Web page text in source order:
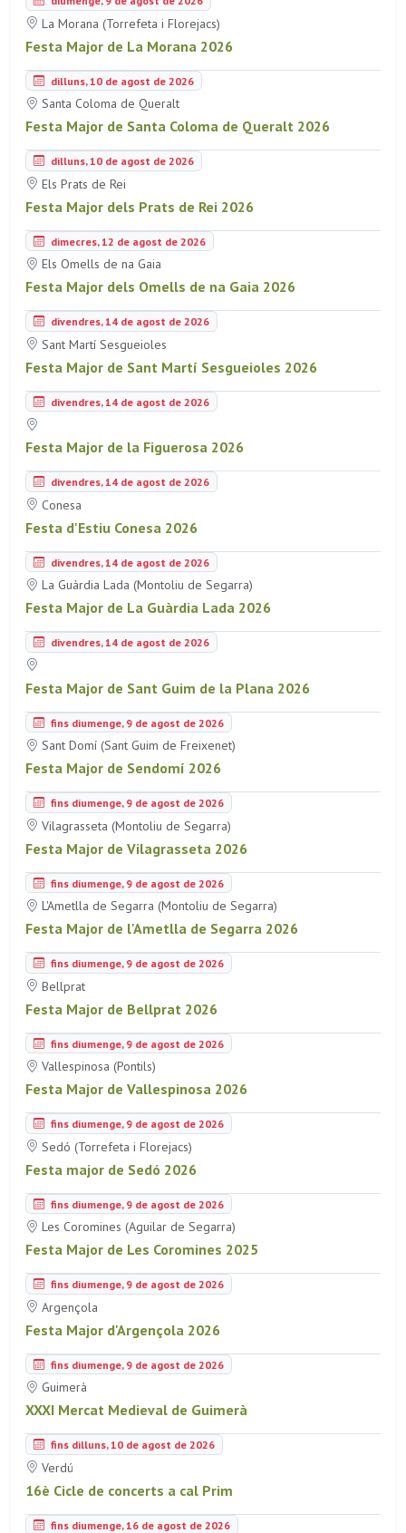
La Morana (Torrefeta i Florejacs)
Festa Major de La Morana 2026
dilluns, 10 de agost de 2026
Santa Coloma de Queralt
Festa Major de Santa Coloma de Queralt 2026
dilluns, 10 de agost de 2026
Els Prats de Rei
Festa Major dels Prats de Rei 2026
dimecres, 12 de agost de 2026
Els Omells de na Gaia
Festa Major dels Omells de na Gaia 2026
divendres, 14 de agost de 2026
Sant Martí Sesgueioles
Festa Major de Sant Martí Sesgueioles 2026
divendres, 14 de agost de 2026
Festa Major de la Figuerosa 2026
divendres, 14 de agost de 2026
Conesa
Festa d'Estiu Conesa 2026
divendres, 14 de agost de 2026
La Guàrdia Lada (Montoliu de Segarra)
Festa Major de La Guàrdia Lada 2026
divendres, 14 de agost de 2026
Festa Major de Sant Guim de la Plana 2026
fins diumenge, 9 de agost de 2026
Sant Domí (Sant Guim de Freixenet)
Festa Major de Sendomí 2026
fins diumenge, 9 de agost de 2026
Vilagrasseta (Montoliu de Segarra)
Festa Major de Vilagrasseta 2026
fins diumenge, 9 de agost de 2026
L'Ametlla de Segarra (Montoliu de Segarra)
Festa Major de l'Ametlla de Segarra 2026
fins diumenge, 9 de agost de 2026
Bellprat
Festa Major de Bellprat 2026
fins diumenge, 9 de agost de 2026
Vallespinosa (Pontils)
Festa Major de Vallespinosa 2026
fins diumenge, 9 de agost de 2026
Sedó (Torrefeta i Florejacs)
Festa major de Sedó 2026
fins diumenge, 9 de agost de 2026
Les Coromines (Aguilar de Segarra)
Festa Major de Les Coromines 2025
fins diumenge, 9 de agost de 2026
Argençola
Festa Major d'Argençola 2026
fins diumenge, 9 de agost de 2026
Guimerà
XXXI Mercat Medieval de Guimerà
fins dilluns, 10 de agost de 2026
Verdú
16è Cicle de concerts a cal Prim
fins diumenge, 16 de agost de 2026